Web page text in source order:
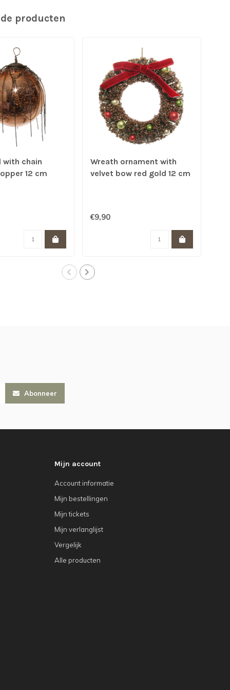
producten
with chain
12 cm
Wreath ornament with
velvet bow red gold 12 cm
€9,90
Abonneer
Mijn account
Account informatie
Mijn bestellingen
Mijn tickets
Mijn verlanglijst
Vergelijk
Alle producten